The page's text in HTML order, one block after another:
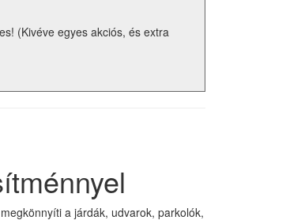
(Kivéve egyes akciós, és extra
a járdák, udvarok, parkolók,